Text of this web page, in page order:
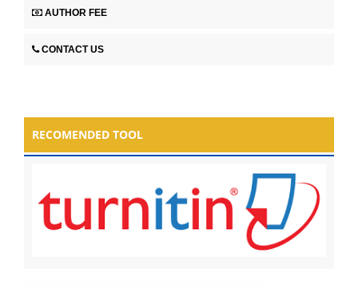
AUTHOR FEE
CONTACT US
RECOMENDED TOOL